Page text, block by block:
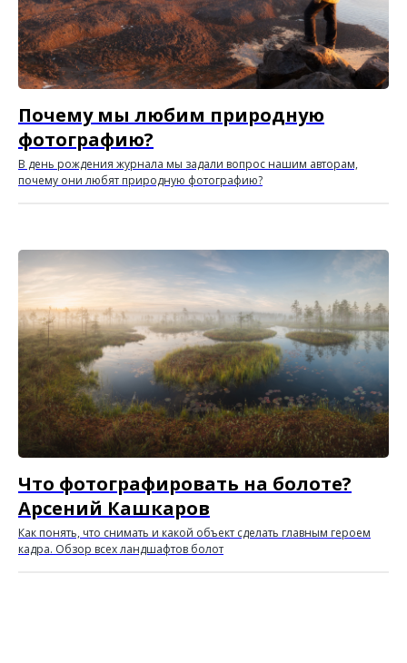
Почему мы любим природную
фотографию?
В день рождения журнала мы задали вопрос нашим авторам,
почему они любят природную фотографию?
Что фотографировать на болоте?
Арсений Кашкаров
Как понять, что снимать и какой объект сделать главным героем
кадра. Обзор всех ландшафтов болот